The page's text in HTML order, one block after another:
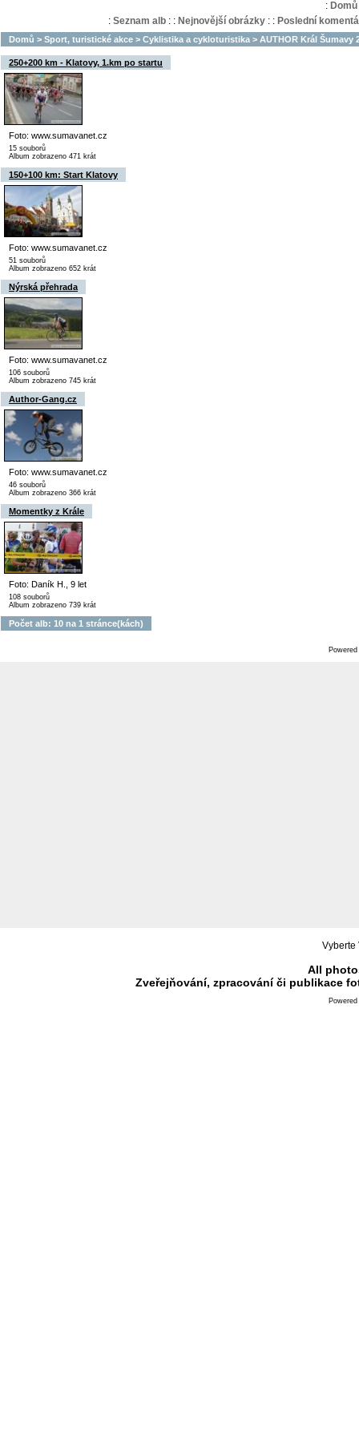
: Domů
: Seznam alb: : Nejnovější obrázky: : Poslední
Domů > Sport, turistické akce > Cyklistika a cykloturistika > AUTHOR Král Šumavy
250+200 km - Klatovy, 1.km po startu
Foto: www.sumavanet.cz
15 souborů
Album zobrazeno 471 krát
150+100 km: Start Klatovy
Foto: www.sumavanet.cz
51 souborů
Album zobrazeno 652 krát
Nýrská přehrada
Foto: www.sumavanet.cz
106 souborů
Album zobrazeno 745 krát
Author-Gang.cz
Foto: www.sumavanet.cz
46 souborů
Album zobrazeno 366 krát
Momentky z Krále
Foto: Daník H., 9 let
108 souborů
Album zobrazeno 739 krát
Počet alb: 10 na 1 stránce(kách)
Vyberte
All
Zveřejňování, zpracování či publikace